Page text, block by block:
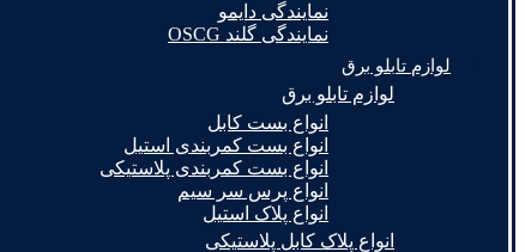
نمایندگی دایمو
نمایندگی گلند OSCG
لوازم تابلو برق
لوازم تابلو برق
انواع بست کابل
انواع بست کمربندی استیل
انواع بست کمربندی پلاستیکی
انواع پرس سر سیم
انواع پلاک استیل
انواع پلاک کابل پلاستیکی